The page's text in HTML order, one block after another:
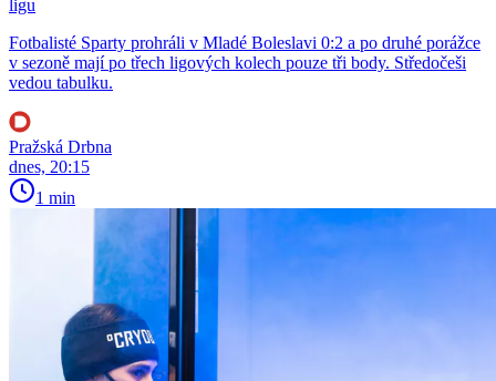
ligu
Fotbalisté Sparty prohráli v Mladé Boleslavi 0:2 a po druhé porážce
v sezoně mají po třech ligových kolech pouze tři body. Středočeši
vedou tabulku.
Pražská Drbna
dnes, 20:15
1 min